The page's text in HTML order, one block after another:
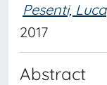
Pesenti, Luca
2017
Abstract